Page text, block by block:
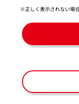
※正しく表示されない場